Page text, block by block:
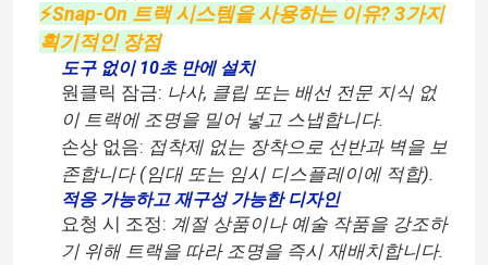
⚡️Snap-On 트랙 시스템을 사용하는 이유? 3가지
획기적인 장점
도구 없이 10초 만에 설치
원클릭 잠금: 나사, 클립 또는 배선 전문 지식 없
이 트랙에 조명을 밀어 넣고 스냅합니다.
손상 없음: 접착제 없는 장착으로 선반과 벽을 보
존합니다 (임대 또는 임시 디스플레이에 적합).
적응 가능하고 재구성 가능한 디자인
요청 시 조정: 계절 상품이나 예술 작품을 강조하
기 위해 트랙을 따라 조명을 즉시 재배치합니다.